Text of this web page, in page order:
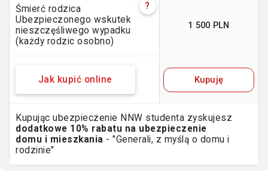
Śmierć rodzica
Ubezpieczonego wskutek
nieszczęśliwego wypadku
(każdy rodzic osobno)
?
1 500 PLN
Jak kupić online Kupuję
Kupując ubezpieczenie NNW studenta zyskujesz
dodatkowe 10% rabatu na ubezpieczenie
domu i mieszkania - "Generali, z myślą o domu i
rodzinie"